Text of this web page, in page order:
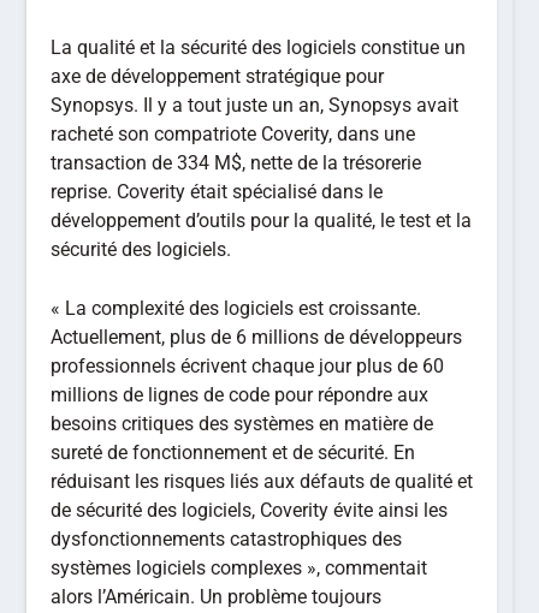
La qualité et la sécurité des logiciels constitue un
axe de développement stratégique pour
Synopsys. Il y a tout juste un an, Synopsys avait
racheté son compatriote Coverity, dans une
transaction de 334 M$, nette de la trésorerie
reprise. Coverity était spécialisé dans le
développement d’outils pour la qualité, le test et la
sécurité des logiciels.
« La complexité des logiciels est croissante.
Actuellement, plus de 6 millions de développeurs
professionnels écrivent chaque jour plus de 60
millions de lignes de code pour répondre aux
besoins critiques des systèmes en matière de
sureté de fonctionnement et de sécurité. En
réduisant les risques liés aux défauts de qualité et
de sécurité des logiciels, Coverity évite ainsi les
dysfonctionnements catastrophiques des
systèmes logiciels complexes », commentait
alors l’Américain. Un problème toujours